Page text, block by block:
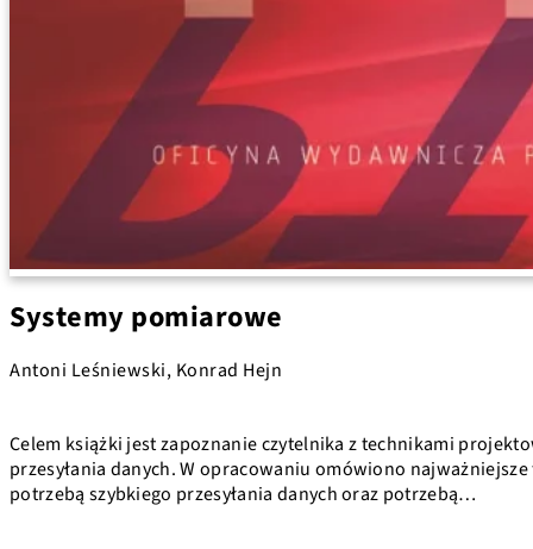
Systemy pomiarowe
Antoni Leśniewski, Konrad Hejn
Celem książki jest zapoznanie czytelnika z technikami
przesyłania danych. W opracowaniu omówiono
potrzebą szybkiego przesyłania danych oraz potrzebą…